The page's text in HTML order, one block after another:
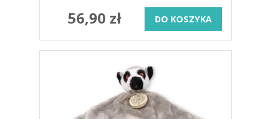
56,90 zł DO KOSZYKA